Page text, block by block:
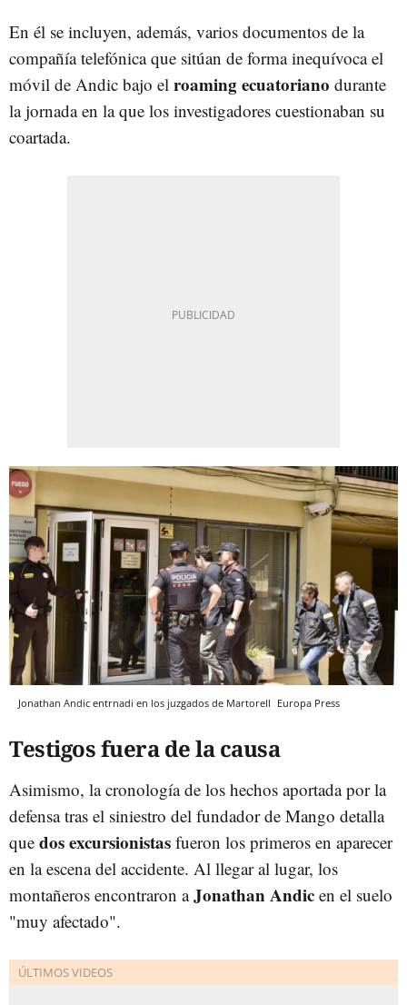
En él se incluyen, además, varios documentos de la
compañía telefónica que sitúan de forma inequívoca el
móvil de Andic bajo el roaming ecuatoriano durante
la jornada en la que los investigadores cuestionaban su
coartada.
Jonathan Andic entrnadi en los juzgados de Martorell Europa Press
Testigos fuera de la causa
Asimismo, la cronología de los hechos aportada por la
defensa tras el siniestro del fundador de Mango detalla
que dos excursionistas fueron los primeros en aparecer
en la escena del accidente. Al llegar al lugar, los
montañeros encontraron aJonathan Andic en el suelo
"muy afectado".